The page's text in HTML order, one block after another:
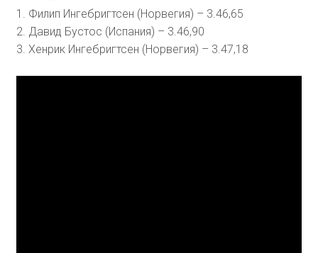
1. Филип Ингебригтсен (Норвегия) – 3.46,65
2. Давид Бустос (Испания) – 3.46,90
3. Хенрик Ингебригтсен (Норвегия) – 3.47,18